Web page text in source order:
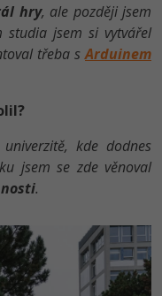
hry, ale později jsem
jsem si vytvářel
třeba sArduinem
kde dodnes
jsem se zde věnoval
.